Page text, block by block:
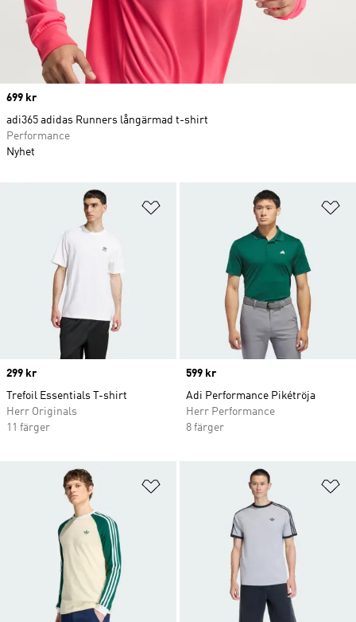
Lägg till på önskelistan
Price
299 kr
Trefoil Essentials T-shirt
Herr Originals
11 färger
Price
599 kr
Adi Performance Pikétröja
Herr Performance
8 färger
Lägg till på önskelistan
Price
699 kr
adi365 adidas Runners långärmad t-shirt
Performance
Nyhet